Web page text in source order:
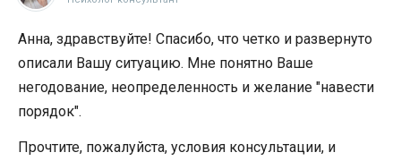
Анна, здравствуйте! Спасибо, что четко и развернуто
описали Вашу ситуацию. Мне понятно Ваше
негодование, неопределенность и желание "навести
порядок".
Прочтите, пожалуйста, условия консультации, и